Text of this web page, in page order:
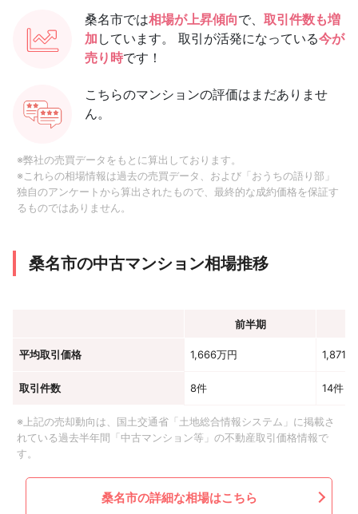
桑名市では相場が上昇傾向で、 取引件数も増
加 しています。 取引が活発になっている今が
売り時です！
こちらのマンションの評価はまだありませ
ん。
※弊社の売買データをもとに算出しております。
※これらの相場情報は過去の売買データ、および「おうちの語り部」
独自のアンケートから算出されたもので、最終的な成約価格を保証す
るものではありません。
桑名市の中古マンション相場推移
前半期
平均取引価格 1,666万円 1,871
取引件数 8件 14件
※上記の売却動向は、国土交通省「土地総合情報システム」に掲載さ
れている過去半年間「中古マンション等」の不動産取引価格情報で
す。
桑名市の詳細な相場はこちら